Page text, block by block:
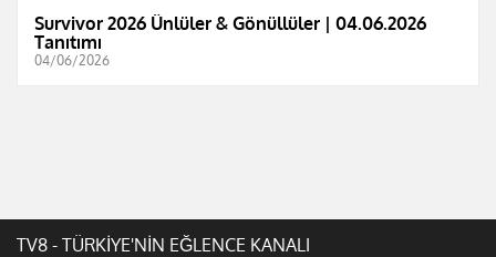
Survivor 2026 Ünlüler & Gönüllüler | 04.06.2026
Tanıtımı
04/06/2026
TV8 - TÜRKİYE'NİN EĞLENCE KANALI